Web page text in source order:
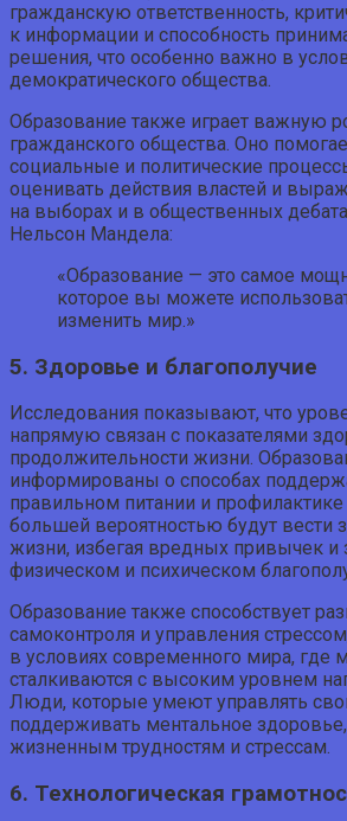
гражданскую ответственность,
к информации и способность
решения, что особенно важно в
демократического общества.
Образование также играет важную
гражданского общества. Оно
социальные и политические
оценивать действия властей и
на выборах и в общественных
Нельсон Мандела:
«Образование — это самое
которое вы можете
изменить мир.»
5. Здоровье и благополучие
Исследования показывают, что
напрямую связан с показателями
продолжительности жизни.
информированы о способах
правильном питании и
большей вероятностью будут вести
жизни, избегая вредных привычек и
физическом и психическом
Образование также способствует
самоконтроля и управления
в условиях современного мира, где
сталкиваются с высоким уровнем
Люди, которые умеют управлять
поддерживать ментальное
жизненным трудностям и стрессам.
6. Технологическая